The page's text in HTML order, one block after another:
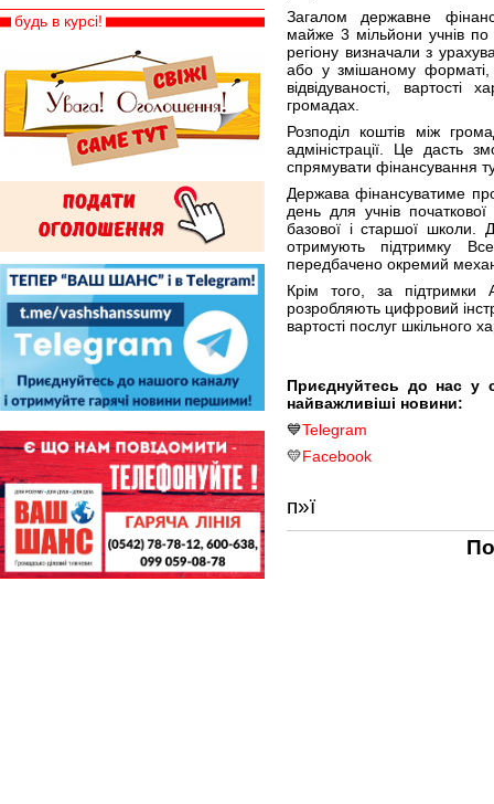
Загалом державне
майже 3 мільйони учнів по
регіону визначали з
або у змішаному форматі,
відвідуваності, вартості
громадах.
Розподіл коштів між
адміністрації. Це дасть
спрямувати фінансування
Держава фінансуватиме
день для учнів
базової і старшої школи.
отримують підтримку
передбачено окремий
Крім того, за підтримки
розробляють цифровий
вартості послуг шкільного
Приєднуйтесь до нас у
найважливіші новини:
💙Telegram
💛Facebook
п»ї
будь в курсі!